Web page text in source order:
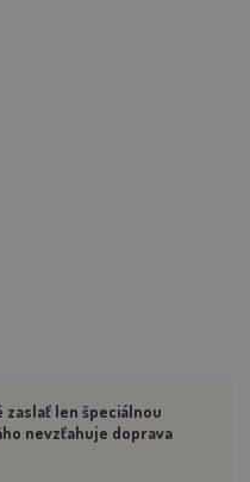
len špeciálnou
nevzťahuje doprava